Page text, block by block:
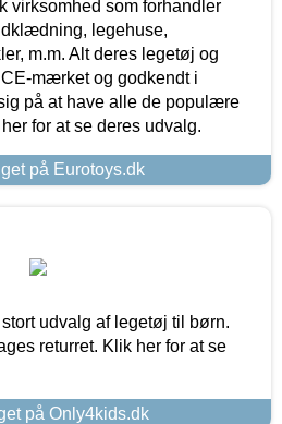
virksomhed som forhandler
legehuse,
m.m. Alt deres legetøj og
mærket og godkendt i
på at have alle de populære
for at se deres udvalg.
på Eurotoys.dk
udvalg af legetøj til børn.
returret. Klik her for at se
på Only4kids.dk